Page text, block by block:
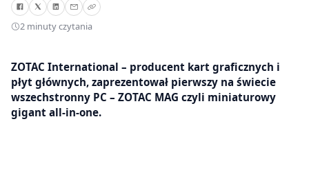
2 minuty czytania
ZOTAC International – producent kart graficznych i
płyt głównych, zaprezentował pierwszy na świecie
wszechstronny PC – ZOTAC MAG czyli miniaturowy
gigant all-in-one.